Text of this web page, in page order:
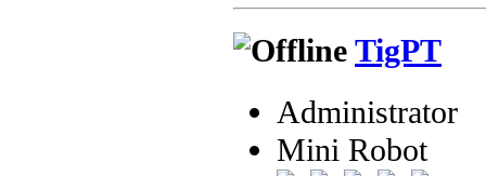
TigPT
Administrator
Mini Robot